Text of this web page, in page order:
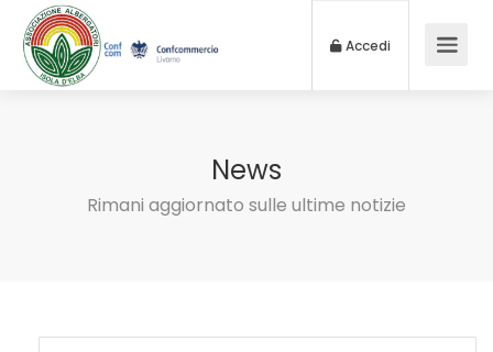
Accedi
News
Rimani aggiornato sulle ultime notizie